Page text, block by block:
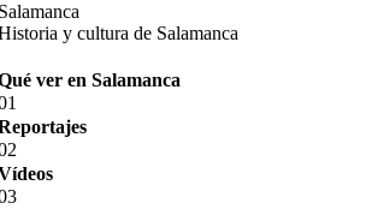
y cultura de Salamanca
ver en Salamanca